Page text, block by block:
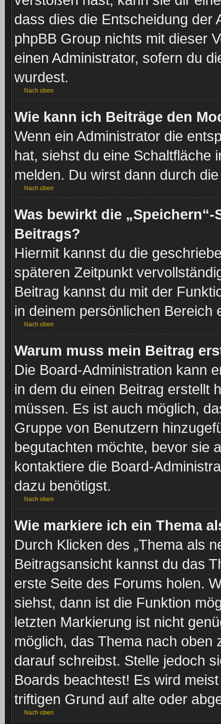
dass dies die Entscheidung der
phpBB Group nichts mit dieser
einen Administrator, sofern du
wurdest.
Nach oben
Wie kann ich Beiträge den
Wenn ein Administrator die
hat, siehst du eine Schaltfläche
melden. Du wirst dann durch
Nach oben
Was bewirkt die
Beitrags?
Hiermit kannst du die
späteren Zeitpunkt
Beitrag kannst du mit der
in deinem persönlichen Bereich
Nach oben
Warum muss mein Beitrag
Die Board-Administration kann
in dem du einen Beitrag erstellt
müssen. Es ist auch möglich,
Gruppe von Benutzern
begutachten möchte, bevor sie
kontaktiere die Board-
dazu benötigst.
Nach oben
Wie markiere ich ein Thema
Durch Klicken des „Thema als
Beitragsansicht kannst du das
erste Seite des Forums holen.
siehst, dann ist die Funktion
letzten Markierung ist nicht
möglich, das Thema nach oben
darauf schreibst. Stelle jedoch
Boards beachtest! Es wird
triftigen Grund auf alte oder
Nach oben